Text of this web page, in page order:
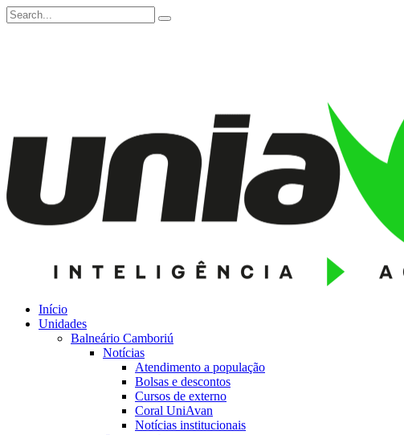
Início
Unidades
Balneário Camboriú
Notícias
Atendimento a população
Bolsas e descontos
Cursos de externo
Coral UniAvan
Notícias institucionais